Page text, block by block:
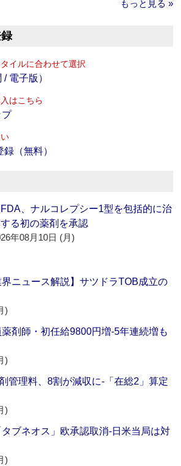
もっと見る »
イルに合わせて選択
電子版）
はこちら
プ
（無料）
、ナルコレプシー1型を包括的に治
る初の薬剤を承認
年08月10日 (月)
界ニュース解説】サツドラTOB成立の
)
薬剤師・初任給9800円増‐5年連続増も
)
管理料、8割が減収に‐「在総2」算定
)
タブネオス」欧承認取消‐日米当局は対
)